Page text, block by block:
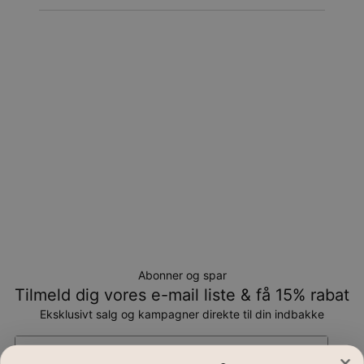
Abonner og spar
Tilmeld dig vores e-mail liste & få 15% rabat
Eksklusivt salg og kampagner direkte til din indbakke